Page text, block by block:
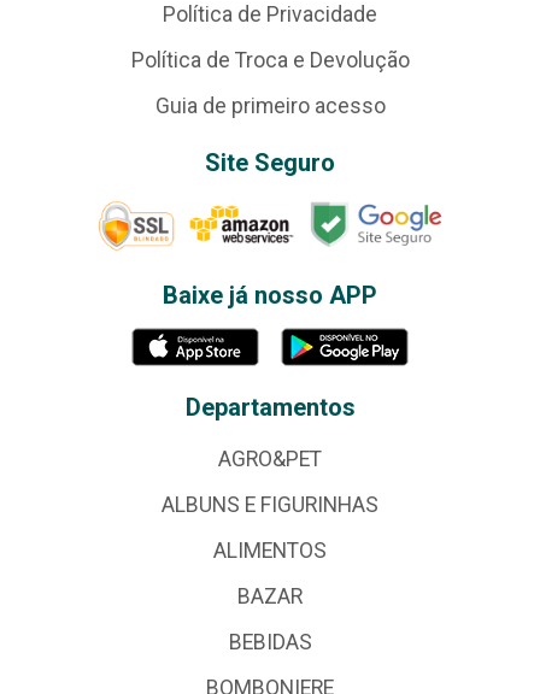
Política de Privacidade
Política de Troca e Devolução
Guia de primeiro acesso
Site Seguro
Baixe já nosso APP
Departamentos
AGRO&PET
ALBUNS E FIGURINHAS
ALIMENTOS
BAZAR
BEBIDAS
BOMBONIERE